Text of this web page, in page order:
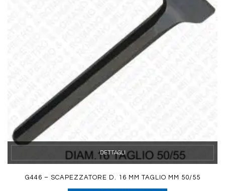
DETTAGLI
G446 – SCAPEZZATORE D. 16 MM TAGLIO MM 50/55